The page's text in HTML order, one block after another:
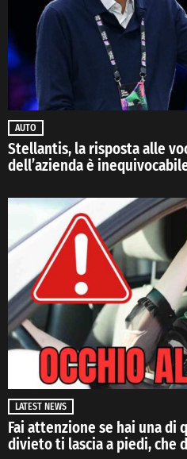
AUTO
Stellantis, la risposta alle
dell’azienda è
LATEST NEWS
Fai attenzione se hai una di
divieto ti lascia a piedi, che